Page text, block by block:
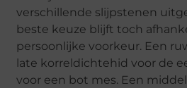
verschillende slijpstenen
beste keuze blijft toch
persoonlijke voorkeur. Een
late korreldichtehid voor de
voor een bot mes. Een